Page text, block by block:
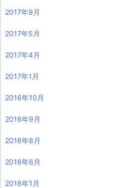
2017年9月
2017年5月
2017年4月
2017年1月
2016年10月
2016年9月
2016年8月
2016年6月
2016年1月